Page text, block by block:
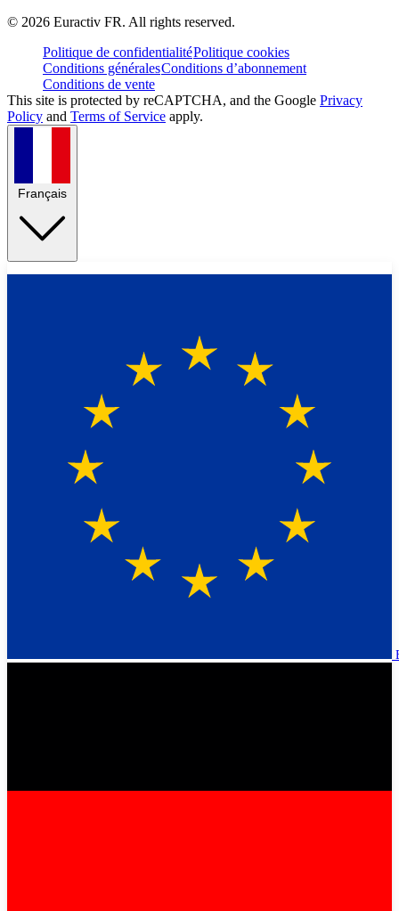
© 2026 Euractiv FR. All rights reserved.
Politique de confidentialitéPolitique cookies
Conditions généralesConditions d’abonnement
Conditions de vente
This site is protected by reCAPTCHA, and the Google Privacy
Policy and Terms of Service apply.
Français